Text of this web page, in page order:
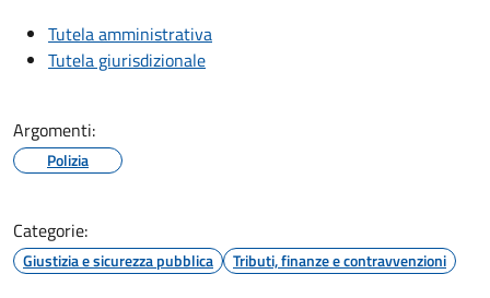
Tutela amministrativa
Tutela giurisdizionale
Argomenti:
Polizia
Categorie:
Giustizia e sicurezza pubblica Tributi, finanze e contravvenzioni